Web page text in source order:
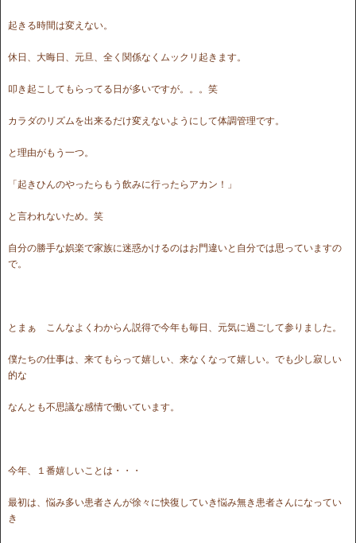
起きる時間は変えない。
休日、大晦日、元旦、全く関係なくムックリ起きます。
叩き起こしてもらってる日が多いですが。。。笑
カラダのリズムを出来るだけ変えないようにして体調管理です。
と理由がもう一つ。
「起きひんのやったらもう飲みに行ったらアカン！」
と言われないため。笑
自分の勝手な娯楽で家族に迷惑かけるのはお門違いと自分では思っていますの
で。
とまぁ こんなよくわからん説得で今年も毎日、元気に過ごして参りました。
僕たちの仕事は、来てもらって嬉しい、来なくなって嬉しい。でも少し寂しい
的な
なんとも不思議な感情で働いています。
今年、１番嬉しいことは・・・
最初は、悩み多い患者さんが徐々に快復していき悩み無き患者さんになってい
き